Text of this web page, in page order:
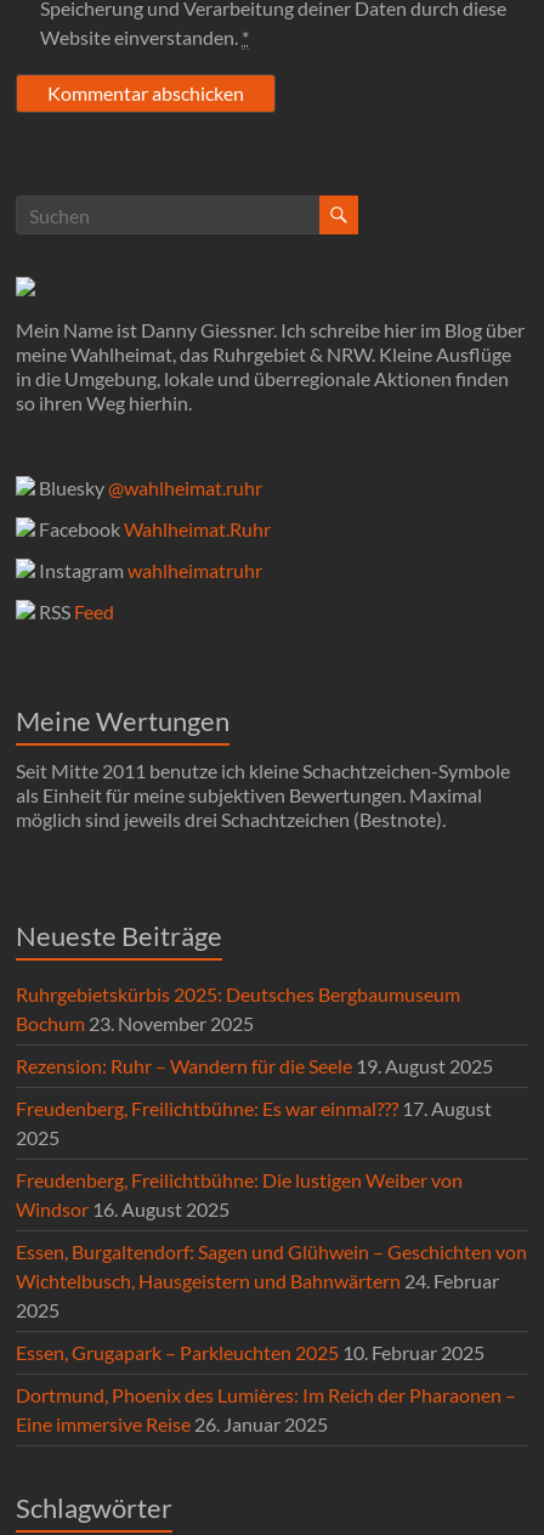
Speicherung und Verarbeitung deiner Daten durch diese
Website einverstanden. *
Mein Name ist Danny Giessner. Ich schreibe hier im Blog über
meine Wahlheimat, das Ruhrgebiet & NRW. Kleine Ausflüge
in die Umgebung, lokale und überregionale Aktionen finden
so ihren Weg hierhin.
Bluesky@wahlheimat.ruhr
FacebookWahlheimat.Ruhr
Instagramwahlheimatruhr
RSS Feed
Meine Wertungen
Seit Mitte 2011 benutze ich kleine Schachtzeichen-Symbole
als Einheit für meine subjektiven Bewertungen. Maximal
möglich sind jeweils drei Schachtzeichen (Bestnote).
Neueste Beiträge
Ruhrgebietskürbis 2025: Deutsches Bergbaumuseum
Bochum 23. November 2025
Rezension: Ruhr – Wandern für die Seele 19. August 2025
Freudenberg, Freilichtbühne: Es war einmal??? 17. August
2025
Freudenberg, Freilichtbühne: Die lustigen Weiber von
Windsor 16. August 2025
Essen, Burgaltendorf: Sagen und Glühwein – Geschichten von
Wichtelbusch, Hausgeistern und Bahnwärtern 24. Februar
2025
Essen, Grugapark – Parkleuchten 2025 10. Februar 2025
Dortmund, Phoenix des Lumières: Im Reich der Pharaonen –
Eine immersive Reise 26. Januar 2025
Schlagwörter